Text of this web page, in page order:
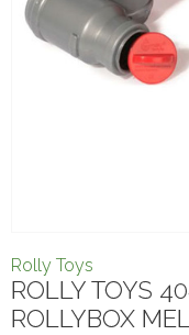
Rolly Toys
ROLLY TOYS
ROLLYBOX